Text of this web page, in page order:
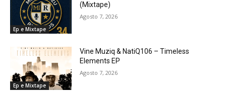
Ep e Mixtape
(Mixtape)
Agosto 7, 2026
Ep e Mixtape
Vine Muziq & NatiQ106 – Timeless
Elements EP
Agosto 7, 2026